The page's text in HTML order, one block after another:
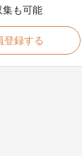
集も可能
登録する